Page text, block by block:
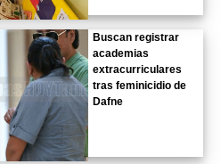
Buscan registrar
academias
extracurriculares
tras feminicidio de
Dafne